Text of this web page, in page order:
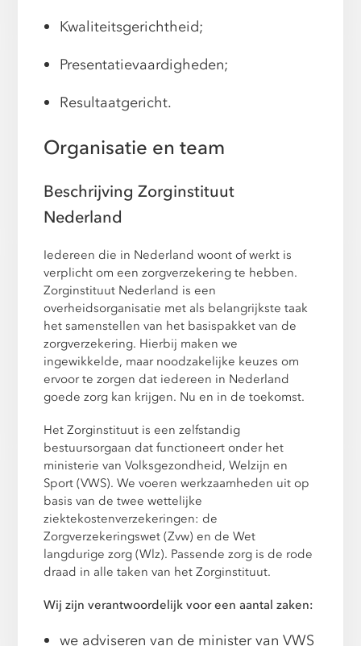
Kwaliteitsgerichtheid;
Presentatievaardigheden;
Resultaatgericht.
Organisatie en team
Beschrijving Zorginstituut
Nederland
Iedereen die in Nederland woont of werkt is
verplicht om een zorgverzekering te hebben.
Zorginstituut Nederland is een
overheidsorganisatie met als belangrijkste taak
het samenstellen van het basispakket van de
zorgverzekering. Hierbij maken we
ingewikkelde, maar noodzakelijke keuzes om
ervoor te zorgen dat iedereen in Nederland
goede zorg kan krijgen. Nu en in de toekomst.
Het Zorginstituut is een zelfstandig
bestuursorgaan dat functioneert onder het
ministerie van Volksgezondheid, Welzijn en
Sport (VWS). We voeren werkzaamheden uit op
basis van de twee wettelijke
ziektekostenverzekeringen: de
Zorgverzekeringswet (Zvw) en de Wet
langdurige zorg (Wlz). Passende zorg is de rode
draad in alle taken van het Zorginstituut.
Wij zijn verantwoordelijk voor een aantal zaken:
we adviseren van de minister van VWS